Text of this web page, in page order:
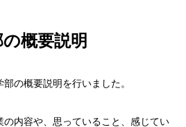
概要説明
の概要説明を行いました。
の内容や、思っていること、感じてい